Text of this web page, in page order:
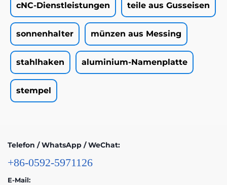
cNC-Dienstleistungen teile aus Gusseisen
sonnenhalter münzen aus Messing
stahlhaken aluminium-Namenplatte
stempel
Telefon / WhatsApp / WeChat:
+86-0592-5971126
E-Mail: